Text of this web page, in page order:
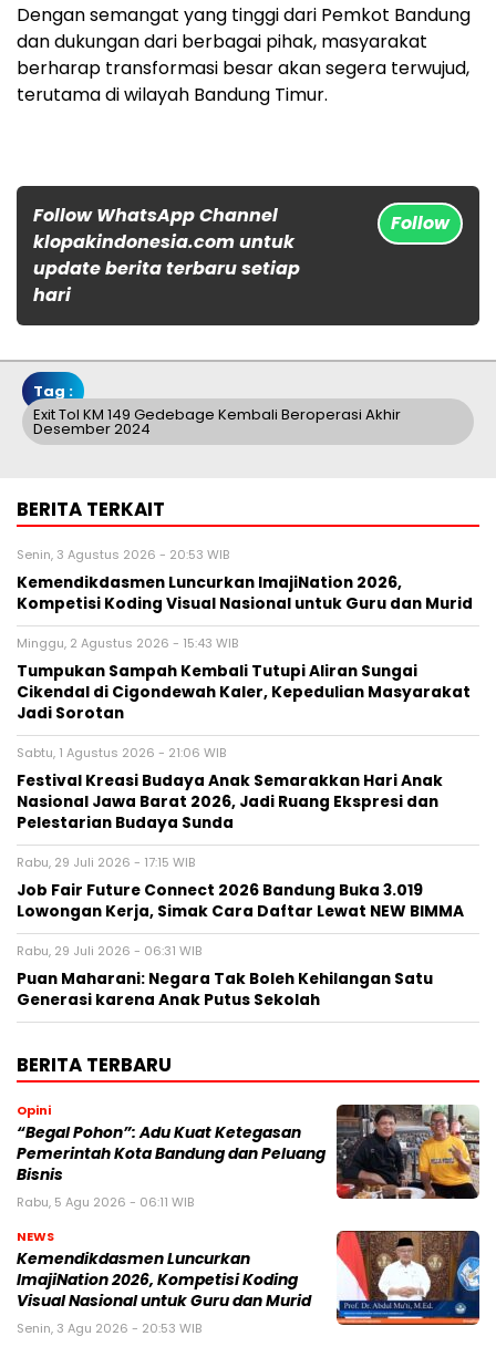
Dengan semangat yang tinggi dari Pemkot Bandung
dan dukungan dari berbagai pihak, masyarakat
berharap transformasi besar akan segera terwujud,
terutama di wilayah Bandung Timur.
Follow WhatsApp Channel
klopakindonesia.com untuk
update berita terbaru setiap
hari
Follow
Tag :
Exit Tol KM 149 Gedebage Kembali Beroperasi Akhir
Desember 2024
BERITA TERKAIT
Senin, 3 Agustus 2026 - 20:53 WIB
Kemendikdasmen Luncurkan ImajiNation 2026,
Kompetisi Koding Visual Nasional untuk Guru dan Murid
Minggu, 2 Agustus 2026 - 15:43 WIB
Tumpukan Sampah Kembali Tutupi Aliran Sungai
Cikendal di Cigondewah Kaler, Kepedulian Masyarakat
Jadi Sorotan
Sabtu, 1 Agustus 2026 - 21:06 WIB
Festival Kreasi Budaya Anak Semarakkan Hari Anak
Nasional Jawa Barat 2026, Jadi Ruang Ekspresi dan
Pelestarian Budaya Sunda
Rabu, 29 Juli 2026 - 17:15 WIB
Job Fair Future Connect 2026 Bandung Buka 3.019
Lowongan Kerja, Simak Cara Daftar Lewat NEW BIMMA
Rabu, 29 Juli 2026 - 06:31 WIB
Puan Maharani: Negara Tak Boleh Kehilangan Satu
Generasi karena Anak Putus Sekolah
BERITA TERBARU
Opini
“Begal Pohon”: Adu Kuat Ketegasan
Pemerintah Kota Bandung dan Peluang
Bisnis
Rabu, 5 Agu 2026 - 06:11 WIB
NEWS
Kemendikdasmen Luncurkan
ImajiNation 2026, Kompetisi Koding
Visual Nasional untuk Guru dan Murid
Senin, 3 Agu 2026 - 20:53 WIB